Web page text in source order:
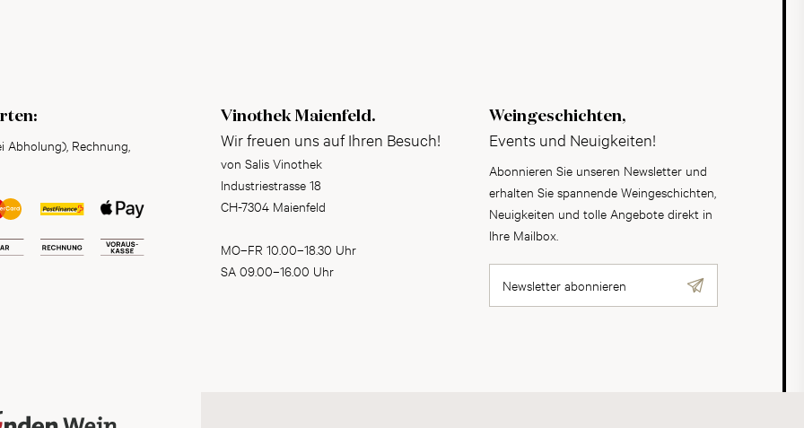
Abholung), Rechnung,
Vinothek Maienfeld.
Wir freuen uns auf Ihren Besuch!
von Salis Vinothek
Industriestrasse 18
CH-7304 Maienfeld
MO–FR 10.00–18.30 Uhr
SA 09.00–16.00 Uhr
Weingeschichten,
Events und Neuigkeiten!
Abonnieren Sie unseren Newsletter und
erhalten Sie spannende Weingeschichten,
Neuigkeiten und tolle Angebote direkt in
Ihre Mailbox.
Newsletter abonnieren